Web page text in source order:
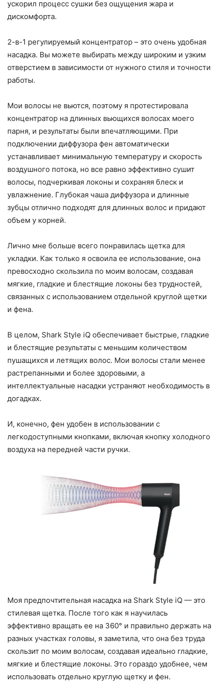
ускорил процесс сушки без ощущения жара и
дискомфорта.
2-в-1 регулируемый концентратор – это очень удобная
насадка. Вы можете выбирать между широким и узким
отверстием в зависимости от нужного стиля и точности
работы.
Мои волосы не вьются, поэтому я протестировала
концентратор на длинных вьющихся волосах моего
парня, и результаты были впечатляющими. При
подключении диффузора фен автоматически
устанавливает минимальную температуру и скорость
воздушного потока, но все равно эффективно сушит
волосы, подчеркивая локоны и сохраняя блеск и
увлажнение. Глубокая чаша диффузора и длинные
зубцы отлично подходят для длинных волос и придают
объем у корней.
Лично мне больше всего понравилась щетка для
укладки. Как только я освоила ее использование, она
превосходно скользила по моим волосам, создавая
мягкие, гладкие и блестящие локоны без трудностей,
связанных с использованием отдельной круглой щетки
и фена.
В целом, Shark Style iQ обеспечивает быстрые, гладкие
и блестящие результаты с меньшим количеством
пушащихся и летящих волос. Мои волосы стали менее
растрепанными и более здоровыми, а
интеллектуальные насадки устраняют необходимость в
догадках.
И, конечно, фен удобен в использовании с
легкодоступными кнопками, включая кнопку холодного
воздуха на передней части ручки.
Моя предпочтительная насадка на Shark Style iQ — это
стилевая щетка. После того как я научилась
эффективно вращать ее на 360° и правильно держать на
разных участках головы, я заметила, что она без труда
скользит по моим волосам, создавая идеально гладкие,
мягкие и блестящие локоны. Это гораздо удобнее, чем
использовать отдельно круглую щетку и фен.